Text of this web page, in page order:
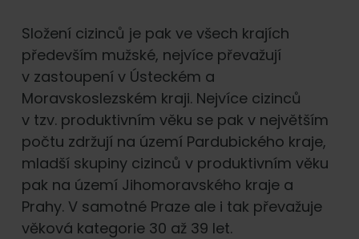
Složení cizinců je pak ve všech krajích
především mužské, nejvíce převažují
v zastoupení v Ústeckém a
Moravskoslezském kraji. Nejvíce cizinců
v tzv. produktivním věku se pak v největším
počtu zdržují na území Pardubického kraje,
mladší skupiny cizinců v produktivním věku
pak na území Jihomoravského kraje a
Prahy. V samotné Praze ale i tak převažuje
věková kategorie 30 až 39 let.